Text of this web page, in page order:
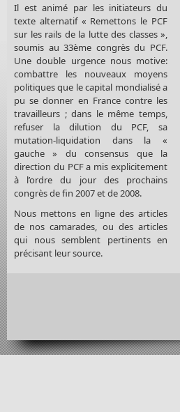
Il est animé par les initiateurs du
texte alternatif « Remettons le PCF
sur les rails de la lutte des classes »,
soumis au 33ème congrès du PCF.
Une double urgence nous motive:
combattre les nouveaux moyens
politiques que le capital mondialisé a
pu se donner en France contre les
travailleurs ; dans le même temps,
refuser la dilution du PCF, sa
mutation-liquidation dans la «
gauche » du consensus que la
direction du PCF a mis explicitement
à l’ordre du jour des prochains
congrès de fin 2007 et de 2008.
Nous mettons en ligne des articles
de nos camarades, ou des articles
qui nous semblent pertinents en
précisant leur source.